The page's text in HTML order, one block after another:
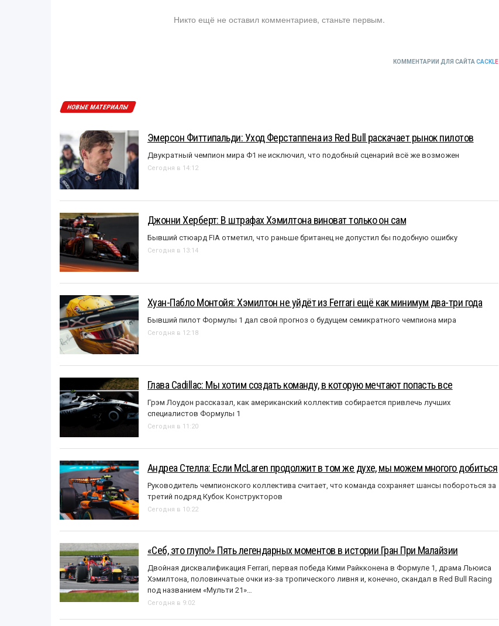
Никто ещё не оставил комментариев, станьте первым.
КОММЕНТАРИИ ДЛЯ САЙТА CACKLE
НОВЫЕ МАТЕРИАЛЫ
Эмерсон Фиттипальди: Уход Ферстаппена из Red Bull раскачает рынок пилотов
Двукратный чемпион мира Ф1 не исключил, что подобный сценарий всё же возможен
Сегодня в 14:12
Джонни Херберт: В штрафах Хэмилтона виноват только он сам
Бывший стюард FIA отметил, что раньше британец не допустил бы подобную ошибку
Сегодня в 13:14
Хуан-Пабло Монтойя: Хэмилтон не уйдёт из Ferrari ещё как минимум два-три года
Бывший пилот Формулы 1 дал свой прогноз о будущем семикратного чемпиона мира
Сегодня в 12:18
Глава Cadillac: Мы хотим создать команду, в которую мечтают попасть все
Грэм Лоудон рассказал, как американский коллектив собирается привлечь лучших
специалистов Формулы 1
Сегодня в 11:20
Андреа Стелла: Если McLaren продолжит в том же духе, мы можем многого добиться
Руководитель чемпионского коллектива считает, что команда сохраняет шансы побороться за
третий подряд Кубок Конструкторов
Сегодня в 10:22
«Себ, это глупо!» Пять легендарных моментов в истории Гран При Малайзии
Двойная дисквалификация Ferrari, первая победа Кими Райкконена в Формуле 1, драма Льюиса
Хэмилтона, половинчатые очки из-за тропического ливня и, конечно, скандал в Red Bull Racing
под названием «Mульти 21»…
Сегодня в 9:02